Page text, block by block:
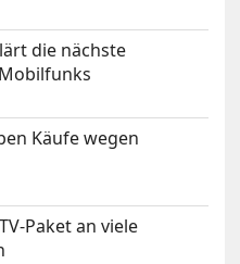
die nächste
Käufe wegen
Paket an viele